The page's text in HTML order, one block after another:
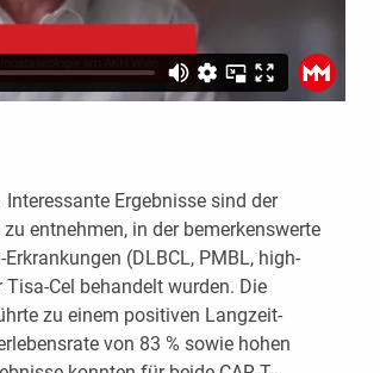
Interessante Ergebnisse sind der
entnehmen, in der bemerkenswerte
(DLBCL, PMBL, high-
Cel behandelt wurden. Die
zu einem positiven Langzeit-
von 83 % sowie hohen